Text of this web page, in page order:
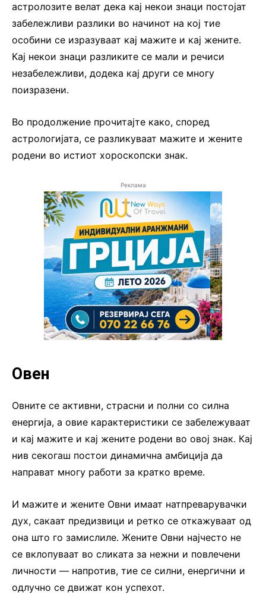
астролозите велат дека кај некои знаци постојат
забележливи разлики во начинот на кој тие
особини се изразуваат кај мажите и кај жените.
Кај некои знаци разликите се мали и речиси
незабележливи, додека кај други се многу
поизразени.
Во продолжение прочитајте како, според
астрологијата, се разликуваат мажите и жените
родени во истиот хороскопски знак.
Реклама
Овен
Овните се активни, страсни и полни со силна
енергија, а овие карактеристики се забележуваат
и кај мажите и кај жените родени во овој знак. Кај
нив секогаш постои динамична амбиција да
направат многу работи за кратко време.
И мажите и жените Овни имаат натпреварувачки
дух, сакаат предизвици и ретко се откажуваат од
она што го замислиле. Жените Овни најчесто не
се вклопуваат во сликата за нежни и повлечени
личности — напротив, тие се силни, енергични и
одлучно се движат кон успехот.